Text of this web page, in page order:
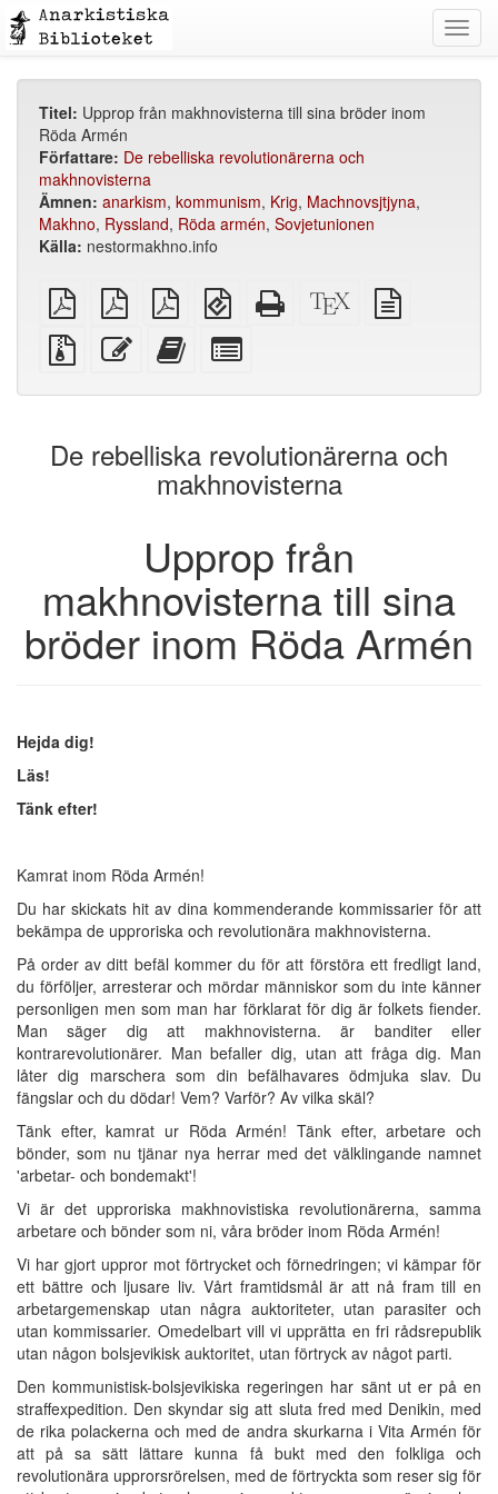
Titel: Upprop från makhnovisterna till sina bröder inom
Röda Armén
Författare: De rebelliska revolutionärerna och
makhnovisterna
Ämnen: anarkism, kommunism, Krig, Machnovsjtjyna,
Makhno, Ryssland, Röda armén, Sovjetunionen
Källa: nestormakhno.info
plain
PDF
A4
imposed
PDF
Letter
imposed
PDF
EPUB
(för
mobila
enheter)
Fristående
HTML
XeLaTeX
källa
Källfiler
med
Redigera
denna
Lägg
text
bokskaparen
for
bookbuilder
De rebelliska revolutionärerna och
makhnovisterna
Upprop från
makhnovisterna till sina
bröder inom Röda Armén
Hejda dig!
Läs!
Tänk efter!
Kamrat inom Röda Armén!
Du har skickats hit av dina kommenderande kommissarier för att
bekämpa de upproriska och revolutionära makhnovisterna.
På order av ditt befäl kommer du för att förstöra ett fredligt land,
du förföljer, arresterar och mördar människor som du inte känner
personligen men som man har förklarat för dig är folkets fiender.
Man säger dig att makhnovisterna. är banditer eller
kontrarevolutionärer. Man befaller dig, utan att fråga dig. Man
låter dig marschera som din befälhavares ödmjuka slav. Du
fängslar och du dödar! Vem? Varför? Av vilka skäl?
Tänk efter, kamrat ur Röda Armén! Tänk efter, arbetare och
bönder, som nu tjänar nya herrar med det välklingande namnet
'arbetar- och bondemakt'!
Vi är det upproriska makhnovistiska revolutionärerna, samma
arbetare och bönder som ni, våra bröder inom Röda Armén!
Vi har gjort uppror mot förtrycket och förnedringen; vi kämpar för
ett bättre och ljusare liv. Vårt framtidsmål är att nå fram till en
arbetargemenskap utan några auktoriteter, utan parasiter och
utan kommissarier. Omedelbart vill vi upprätta en fri rådsrepublik
utan någon bolsjevikisk auktoritet, utan förtryck av något parti.
Den kommunistisk-bolsjevikiska regeringen har sänt ut er på en
straffexpedition. Den skyndar sig att sluta fred med Denikin, med
de rika polackerna och med de andra skurkarna i Vita Armén för
att på sa sätt lättare kunna få bukt med den folkliga och
revolutionära upprorsrörelsen, med de förtryckta som reser sig för